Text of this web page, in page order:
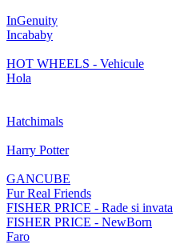
InGenuity
Incababy
HOT WHEELS - Vehicule
Hola
Hatchimals
Harry Potter
GANCUBE
Fur Real Friends
FISHER PRICE - Rade si invata
FISHER PRICE - NewBorn
Faro